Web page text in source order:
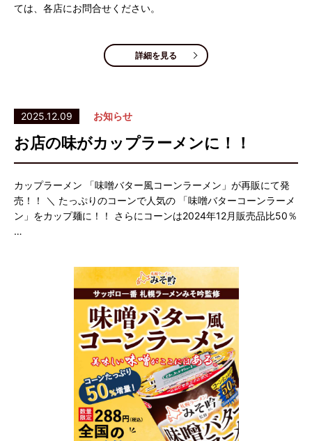
ては、各店にお問合せください。
詳細を見る
2025.12.09 お知らせ
お店の味がカップラーメンに！！
カップラーメン 「味噌バター風コーンラーメン」が再販にて発
売！！ ＼ たっぷりのコーンで人気の 「味噌バターコーンラーメ
ン」をカップ麺に！！ さらにコーンは2024年12月販売品比50％
…